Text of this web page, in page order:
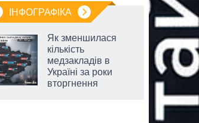
ІНФОГРАФІКА
Як зменшилася
кількість
медзакладів в
Україні за роки
вторгнення